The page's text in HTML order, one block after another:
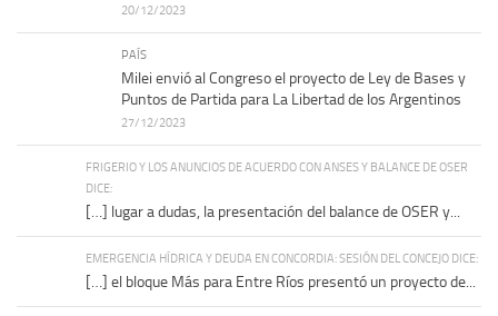
20/12/2023
PAÍS
Milei envió al Congreso el proyecto de Ley de Bases y
Puntos de Partida para La Libertad de los Argentinos
27/12/2023
FRIGERIO Y LOS ANUNCIOS DE ACUERDO CON ANSES Y BALANCE DE OSER
DICE:
[…] lugar a dudas, la presentación del balance de OSER y...
EMERGENCIA HÍDRICA Y DEUDA EN CONCORDIA: SESIÓN DEL CONCEJO DICE:
[…] el bloque Más para Entre Ríos presentó un proyecto de...